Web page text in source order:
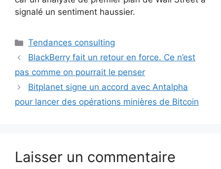
signalé un sentiment haussier.
Catégories
Tendances consulting
BlackBerry fait un retour en force. Ce n’est
pas comme on pourrait le penser
Bitplanet signe un accord avec Antalpha
pour lancer des opérations minières de Bitcoin
Laisser un commentaire